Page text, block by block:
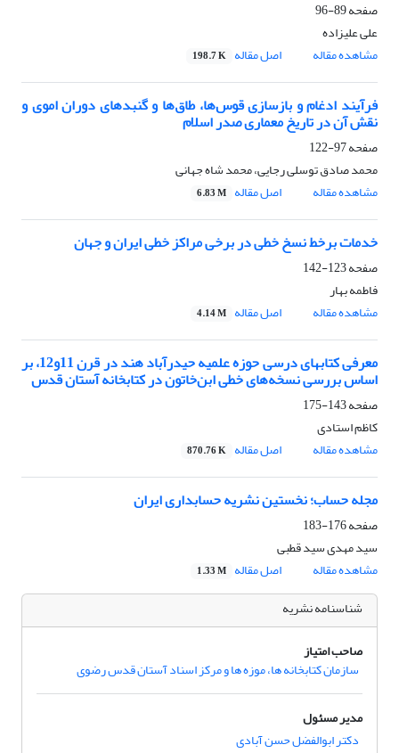
صفحه89-96
علی علیزاده
مشاهده مقاله
اصل مقاله 198.7 K
فرآیند ادغام و بازسازی قوس‌ها، طاق‌ها و گنبدهای دوران اموی و
نقش آن در تاریخ معماری صدر اسلام
صفحه97-122
محمد صادق توسلی رجایی، محمد شاه جهانی
مشاهده مقاله
اصل مقاله 6.83 M
خدمات برخط نسخ خطی در برخی مراکز خطی ایران و جهان
صفحه123-142
فاطمه بهار
مشاهده مقاله
اصل مقاله 4.14 M
معرفی کتابهای درسی حوزه علمیه حیدرآباد هند در قرن 11و12، بر
اساس بررسی نسخه‌های خطی ابن‌خاتون در کتابخانه آستان قدس
صفحه143-175
کاظم استادی
مشاهده مقاله
اصل مقاله 870.76 K
مجله حساب؛ نخستین نشریه حسابداری ایران
صفحه176-183
سید مهدی سید قطبی
مشاهده مقاله
اصل مقاله 1.33 M
شناسنامه نشریه
صاحب امتیاز
سازمان کتابخانه ها، موزه ها و مرکز اسناد آستان قدس رضوی
مدیر مسئول
دکتر ابوالفضل حسن آبادی